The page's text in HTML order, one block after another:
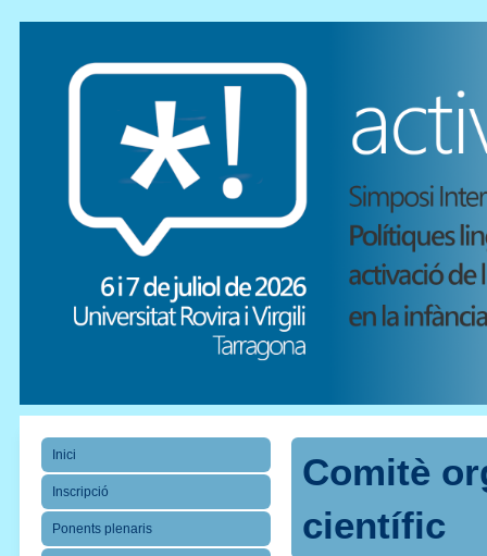
Inici
Inscripció
Ponents plenaris
Comitè
científic